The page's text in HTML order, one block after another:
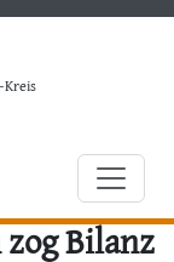
Kreis
Bilanz